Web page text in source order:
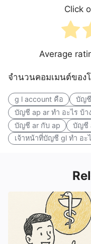
Click
Average
จำนวนคอมเมนต์ของ
g l account คือ บัญชี
บัญชี ap ar ทํา อะไร บ้าง
บัญชี ar กับ ap
บัญชี
เจ้าหน้าที่บัญชี gl ทํา อะ